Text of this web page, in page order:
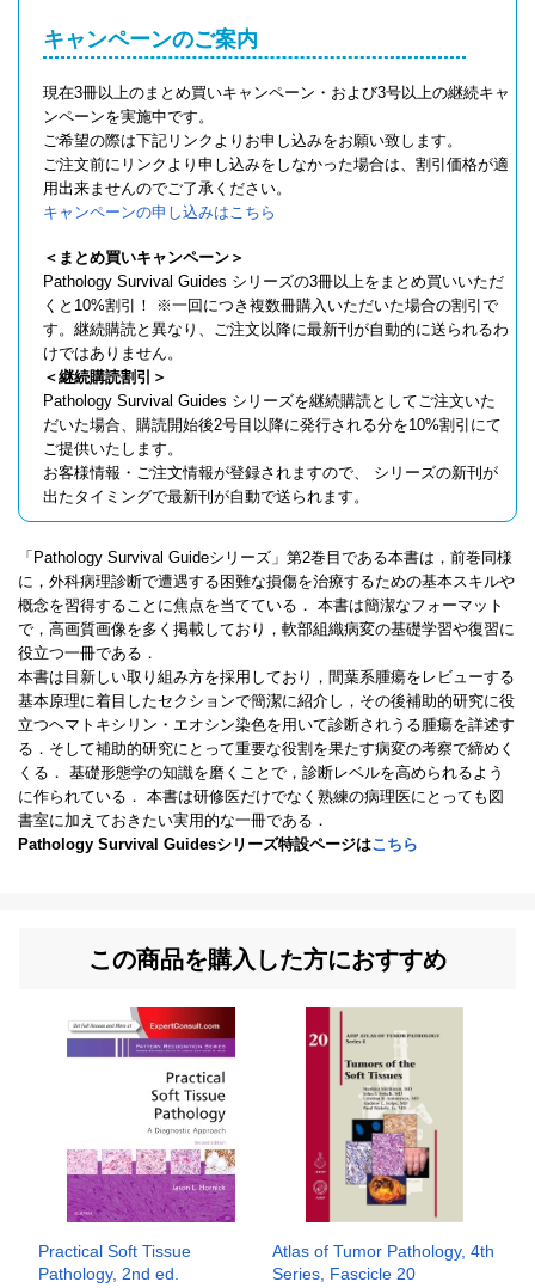
キャンペーンのご案内
現在3冊以上のまとめ買いキャンペーン・および3号以上の継続キャ
ンペーンを実施中です。
ご希望の際は下記リンクよりお申し込みをお願い致します。
ご注文前にリンクより申し込みをしなかった場合は、割引価格が適
用出来ませんのでご了承ください。
キャンペーンの申し込みはこちら
＜まとめ買いキャンペーン＞
Pathology Survival Guides シリーズの3冊以上をまとめ買いいただ
くと10%割引！ ※一回につき複数冊購入いただいた場合の割引で
す。継続購読と異なり、ご注文以降に最新刊が自動的に送られるわ
けではありません。
＜継続購読割引＞
Pathology Survival Guides シリーズを継続購読としてご注文いた
だいた場合、購読開始後2号目以降に発行される分を10%割引にて
ご提供いたします。
お客様情報・ご注文情報が登録されますので、 シリーズの新刊が
出たタイミングで最新刊が自動で送られます。
「Pathology Survival Guideシリーズ」第2巻目である本書は，前巻同様
に，外科病理診断で遭遇する困難な損傷を治療するための基本スキルや
概念を習得することに焦点を当てている． 本書は簡潔なフォーマット
で，高画質画像を多く掲載しており，軟部組織病変の基礎学習や復習に
役立つ一冊である．
本書は目新しい取り組み方を採用しており，間葉系腫瘍をレビューする
基本原理に着目したセクションで簡潔に紹介し，その後補助的研究に役
立つヘマトキシリン・エオシン染色を用いて診断されうる腫瘍を詳述す
る．そして補助的研究にとって重要な役割を果たす病変の考察で締めく
くる． 基礎形態学の知識を磨くことで，診断レベルを高められるよう
に作られている． 本書は研修医だけでなく熟練の病理医にとっても図
書室に加えておきたい実用的な一冊である．
Pathology Survival Guidesシリーズ特設ページはこちら
この商品を購入した方におすすめ
Practical Soft Tissue
Pathology, 2nd ed.
Atlas of Tumor Pathology, 4th
Series, Fascicle 20